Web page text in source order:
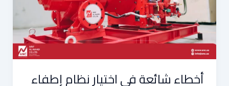
أخطاء شائعة في اختيار نظام إطفاء
إطفاء
الحريق
حسب
نوع